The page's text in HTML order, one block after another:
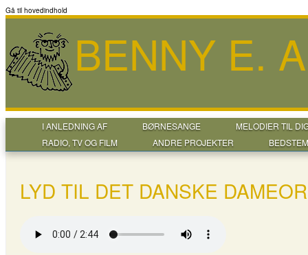
Gå til hovedindhold
BENNY E.
I ANLEDNING AF BØRNESANGE
MELODIER TIL
RADIO, TV OG FILM
ANDRE PROJEKTER
LYD TIL DET DANSKE